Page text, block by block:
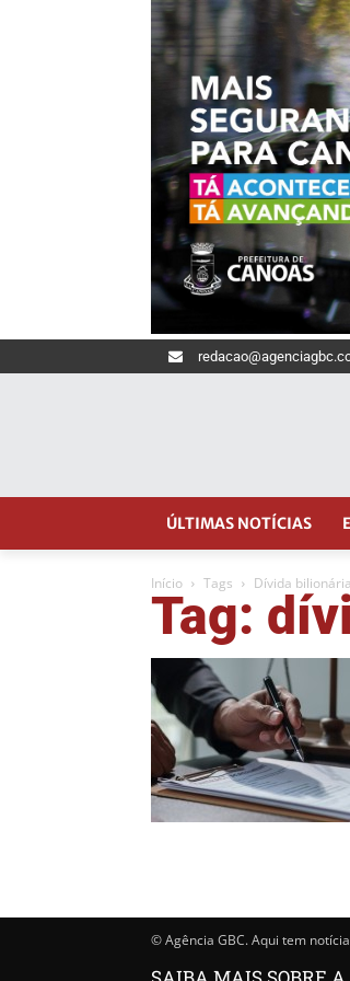
ÚLTIMAS NOTÍCIAS
Início Tags Dívida bilionária
Tag:
© Agência GBC. Aqui tem